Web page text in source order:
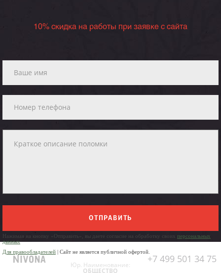
10% скидка на работы при заявке с сайта
ОТПРАВИТЬ
Нажимая на кнопку «Отправить», вы даете согласие на обработку своих персональных
данных
Для правообладателей | Сайт не является публичной офертой.
+7 499 501 34 75
Юр. Наименование:
ОБЩЕСТВО